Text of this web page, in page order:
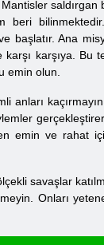
bilinmektedir.
başlatır. Ana
karşıya. Bu
emin olun.
anları
emin ve rahat
savaşlar
Onları